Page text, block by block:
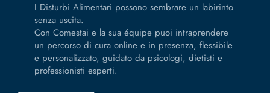
I Disturbi Alimentari possono sembrare un labirinto
senza uscita.
Con Comestai e la sua équipe puoi intraprendere
un percorso di cura online e in presenza, flessibile
e personalizzato, guidato da psicologi, dietisti e
professionisti esperti.